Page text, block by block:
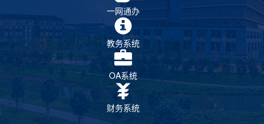
一网通办
教务系统
OA系统
财务系统